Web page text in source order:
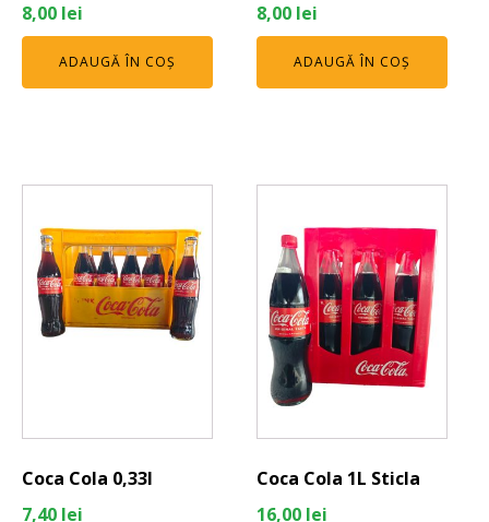
8,00 lei
ADAUGĂ ÎN COȘ
8,00 lei
ADAUGĂ ÎN COȘ
Coca Cola 0,33l
7,40 lei
Coca Cola 1L Sticla
16,00 lei